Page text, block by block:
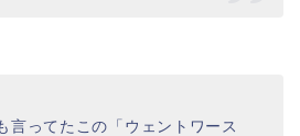
言ってたこの「ウェントワース